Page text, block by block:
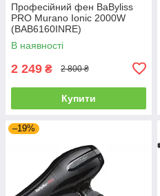
Професійний фен BaByliss
PRO Murano Ionic 2000W
(BAB6160INRE)
В наявності
2 249 ₴ 2 800 ₴
Купити
–19%